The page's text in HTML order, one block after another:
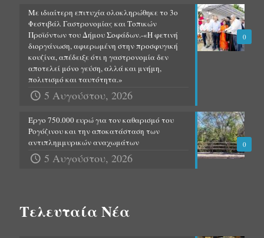
0
Με ιδιαίτερη επιτυχία ολοκληρώθηκε το 3ο
Φεστιβάλ Γαστρονομίας και Τοπικών
Προϊόντων του Δήμου Σοφάδων.-«Η φετινή
διοργάνωση, αφιερωμένη στην προσφυγική
κουζίνα, απέδειξε ότι η γαστρονομία δεν
αποτελεί μόνο γεύση, αλλά και μνήμη,
πολιτισμό και ταυτότητα.»
5 Αυγούστου, 2026
0
Έργο 750.000 ευρώ για τον καθαρισμό του
Ρογόζινου και την αποκατάσταση των
αντιπλημμυρικών αναχωμάτων
5 Αυγούστου, 2026
Τελευταία Νέα